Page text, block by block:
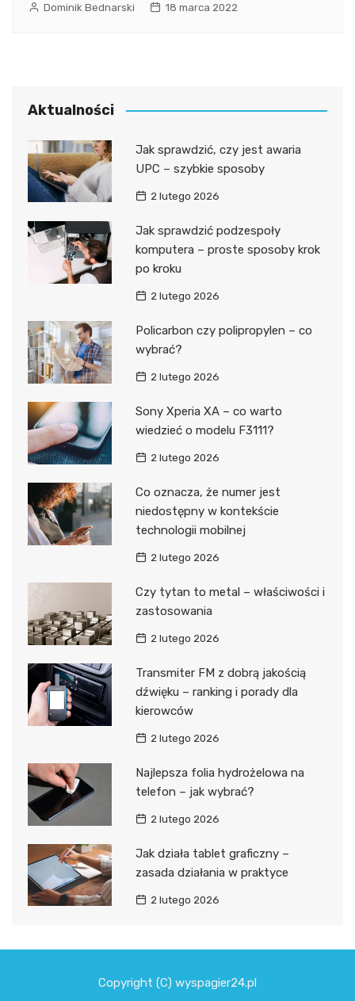
Dominik Bednarski 18 marca 2022
Aktualności
Jak sprawdzić, czy jest awaria
UPC – szybkie sposoby
2 lutego 2026
Jak sprawdzić podzespoły
komputera – proste sposoby krok
po kroku
2 lutego 2026
Policarbon czy polipropylen – co
wybrać?
2 lutego 2026
Sony Xperia XA – co warto
wiedzieć o modelu F3111?
2 lutego 2026
Co oznacza, że numer jest
niedostępny w kontekście
technologii mobilnej
2 lutego 2026
Czy tytan to metal – właściwości i
zastosowania
2 lutego 2026
Transmiter FM z dobrą jakością
dźwięku – ranking i porady dla
kierowców
2 lutego 2026
Najlepsza folia hydrożelowa na
telefon – jak wybrać?
2 lutego 2026
Jak działa tablet graficzny –
zasada działania w praktyce
2 lutego 2026
Copyright (C) wyspagier24.pl